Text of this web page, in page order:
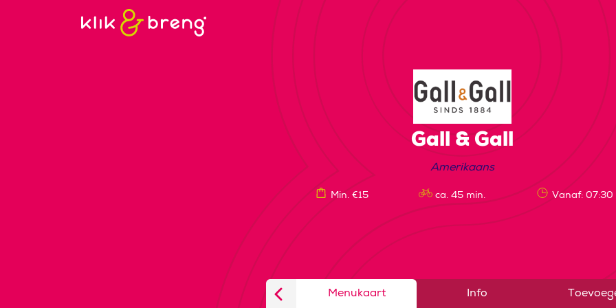
Gall & Gall
Amerikaans
Min. €15 ca. 45 min. Vanaf: 07:30
Menukaart Info